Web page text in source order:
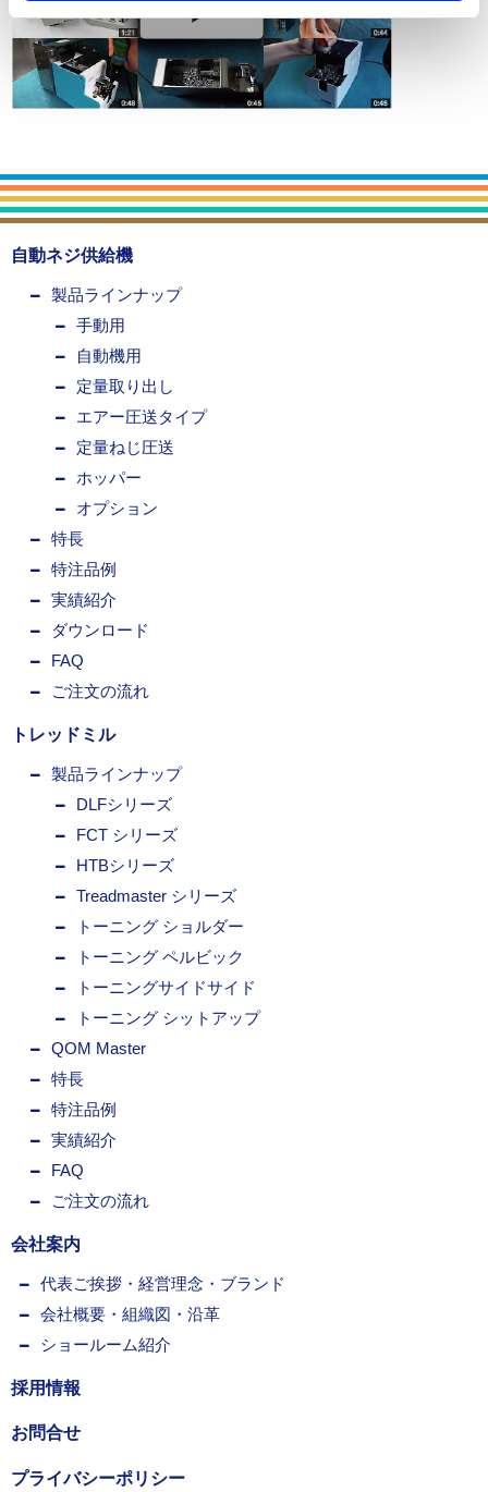
自動ネジ供給機
製品ラインナップ
手動用
自動機用
定量取り出し
エアー圧送タイプ
定量ねじ圧送
ホッパー
オプション
特長
特注品例
実績紹介
ダウンロード
FAQ
ご注文の流れ
トレッドミル
製品ラインナップ
DLFシリーズ
FCT シリーズ
HTBシリーズ
Treadmaster シリーズ
トーニング ショルダー
トーニング ペルビック
トーニングサイドサイド
トーニング シットアップ
QOM Master
特長
特注品例
実績紹介
FAQ
ご注文の流れ
会社案内
代表ご挨拶・経営理念・ブランド
会社概要・組織図・沿革
ショールーム紹介
採用情報
お問合せ
プライバシーポリシー